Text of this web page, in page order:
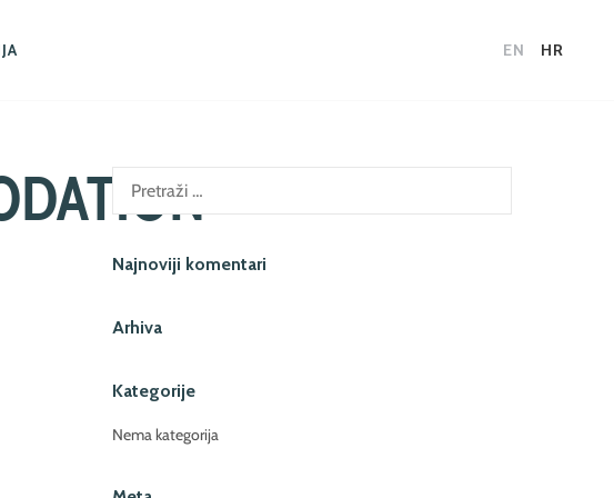
EN HR
Pretraži:
Najnoviji komentari
Arhiva
Kategorije
Nema kategorija